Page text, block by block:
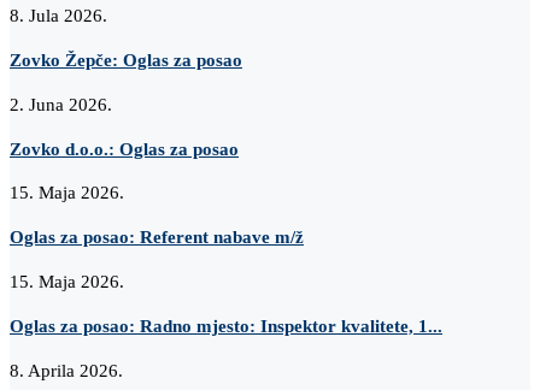
8. Jula 2026.
Zovko Žepče: Oglas za posao
2. Juna 2026.
Zovko d.o.o.: Oglas za posao
15. Maja 2026.
Oglas za posao: Referent nabave m/ž
15. Maja 2026.
Oglas za posao: Radno mjesto: Inspektor kvalitete, 1...
8. Aprila 2026.